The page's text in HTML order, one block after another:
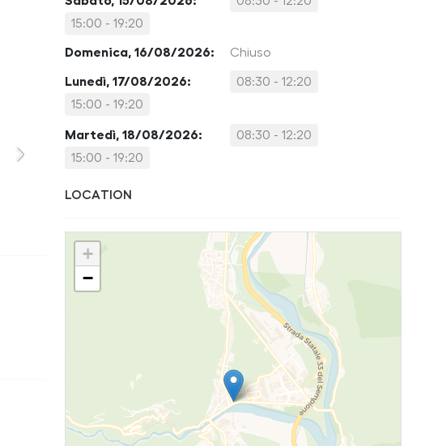
15:00 - 19:20
Domenica, 16/08/2026: Chiuso
Lunedì, 17/08/2026:
08:30 - 12:20
15:00 - 19:20
Martedì, 18/08/2026:
08:30 - 12:20
15:00 - 19:20
LOCATION
+
−